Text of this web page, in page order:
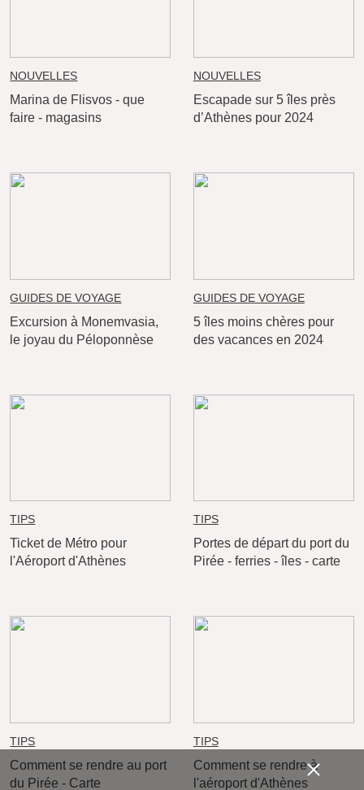
NOUVELLES
Marina de Flisvos - que
faire - magasins
NOUVELLES
Escapade sur 5 îles près
d’Athènes pour 2024
GUIDES DE VOYAGE
Excursion à Monemvasia,
le joyau du Péloponnèse
GUIDES DE VOYAGE
5 îles moins chères pour
des vacances en 2024
TIPS
Ticket de Métro pour
l'Aéroport d'Athènes
TIPS
Portes de départ du port du
Pirée - ferries - îles - carte
TIPS
Comment se rendre au port
du Pirée - Carte
TIPS
Comment se rendre à
l'aéroport d'Athènes